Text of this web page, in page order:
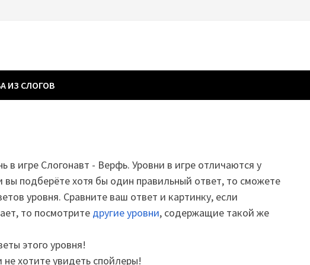
ИЗ СЛОГОВ
в игре Слогонавт - Верфь. Уровни в игре отличаются у
вы подберёте хотя бы один правильный ответ, то сможете
уровня. Сравните ваш ответ и картинку, если
то посмотрите другие уровни, содержащие такой же
этого уровня!
хотите увидеть спойлеры!